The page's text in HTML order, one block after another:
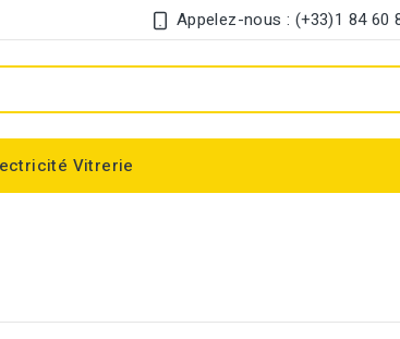
Appelez-nous : (+33)1 84 60
Vitrerie